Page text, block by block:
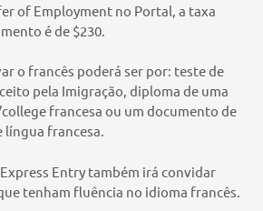
of Employment no Portal, a taxa
é de $230.
o francês poderá ser por: teste de
pela Imigração, diploma de uma
francesa ou um documento de
língua francesa.
Entry também irá convidar
tenham fluência no idioma francês.